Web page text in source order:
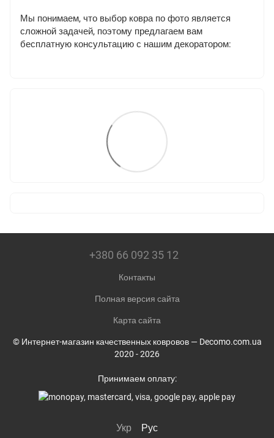
Мы понимаем, что выбор ковра по фото является
сложной задачей, поэтому предлагаем вам
бесплатную консультацию с нашим декоратором:
+380 66 092 35 12
Контакты
Полная версия сайта
Карта сайта
© Интернет-магазин качественных ковровов — Decomo.com.ua
2020 - 2026
Принимаем оплату:
Укр Рус